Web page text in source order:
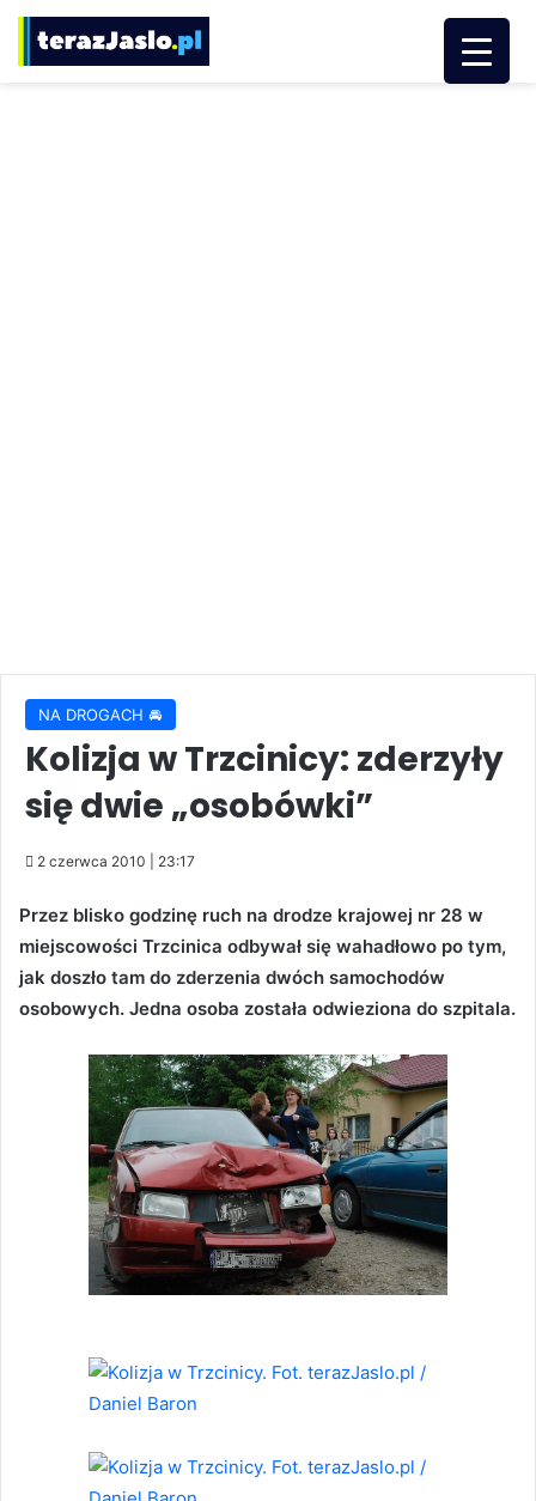
NA DROGACH 🚘
Kolizja w Trzcinicy: zderzyły
się dwie „osobówki”
2 czerwca 2010 | 23:17
Przez blisko godzinę ruch na drodze krajowej nr 28 w
miejscowości Trzcinica odbywał się wahadłowo po tym,
jak doszło tam do zderzenia dwóch samochodów
osobowych. Jedna osoba została odwieziona do szpitala.